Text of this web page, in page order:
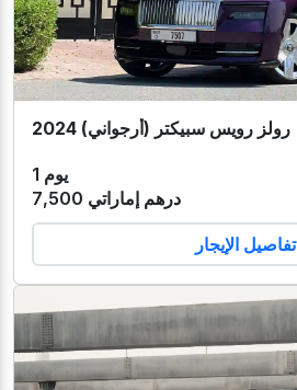
رولز رويس سبيكتر (أرجواني) 2024
1 يوم
7,500 درهم إماراتي
تفاصيل الإيجار